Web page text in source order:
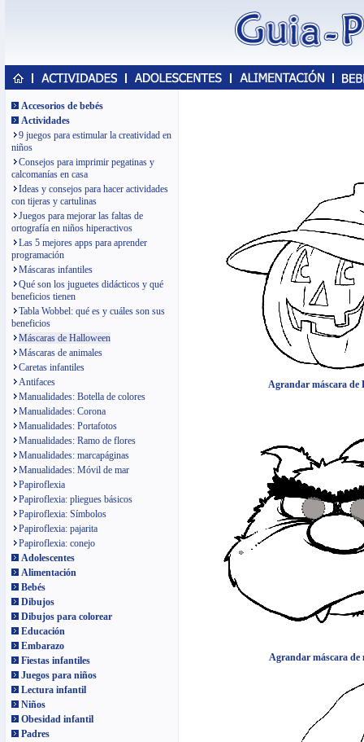
Accesorios de bebés
Actividades
9 juegos para estimular la creatividad en
niños
Consejos para imprimir pegatinas y
calcomanías en casa
Ideas y consejos para hacer actividades
con tijeras y cartulinas
Juegos para mejorar las faltas de
ortografía en niños hiperactivos
Las 5 mejores apps para aprender
programación
Máscaras infantiles
Qué son los juguetes didácticos y qué
beneficios tienen
Tabla Wobbel: qué es y cuáles son sus
beneficios
Máscaras de Halloween
Máscaras de animales
Caretas infantiles
Antifaces
Manualidades: Botella de colores
Manualidades: Corona
Manualidades: Portafotos
Manualidades: Ramo de flores
Manualidades: marcapáginas
Manualidades: Móvil de mar
Papiroflexia
Papiroflexia: pliegues básicos
Papiroflexia: Símbolos
Papiroflexia: pajarita
Papiroflexia: conejo
Adolescentes
Alimentación
Bebés
Dibujos
Dibujos para colorear
Educación
Embarazo
Fiestas infantiles
Juegos para niños
Lectura infantil
Niños
Obesidad infantil
Padres
Agrandar máscara de
Agrandar máscara de